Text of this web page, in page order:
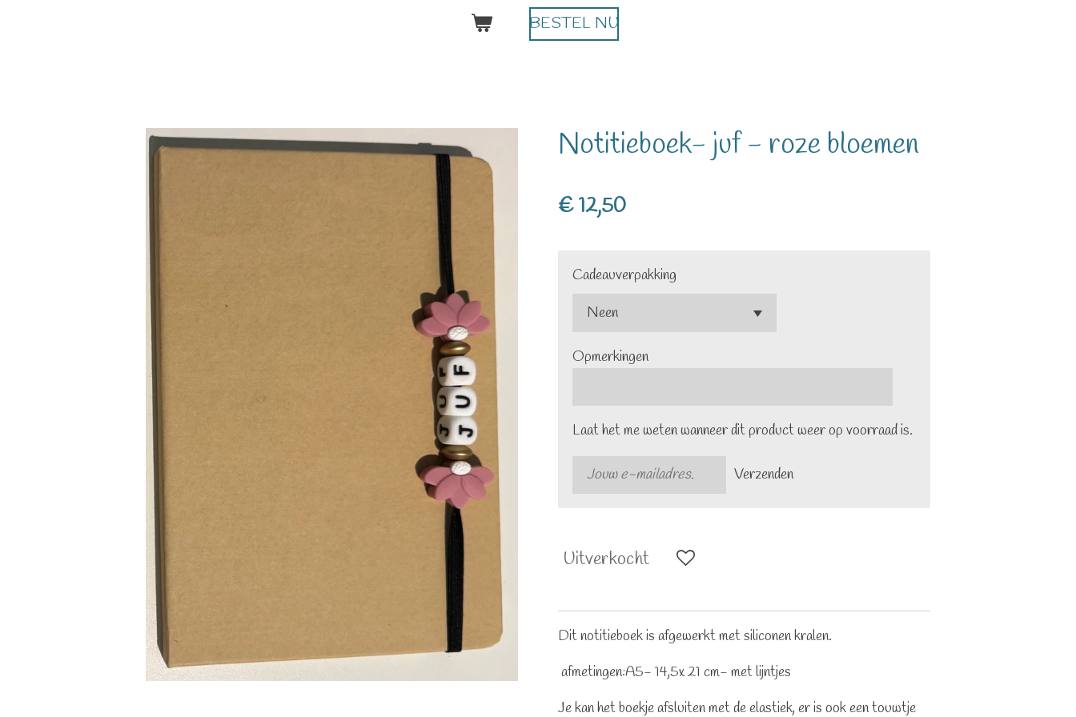
BESTEL NU
Notitieboek- juf - roze bloemen
€ 12,50
Cadeauverpakking
Opmerkingen
Laat het me weten wanneer dit product weer op voorraad is.
Verzenden
Uitverkocht
Dit notitieboek is afgewerkt met siliconen kralen.
afmetingen:A5- 14,5x 21 cm- met lijntjes
Je kan het boekje afsluiten met de elastiek, er is ook een touwtje